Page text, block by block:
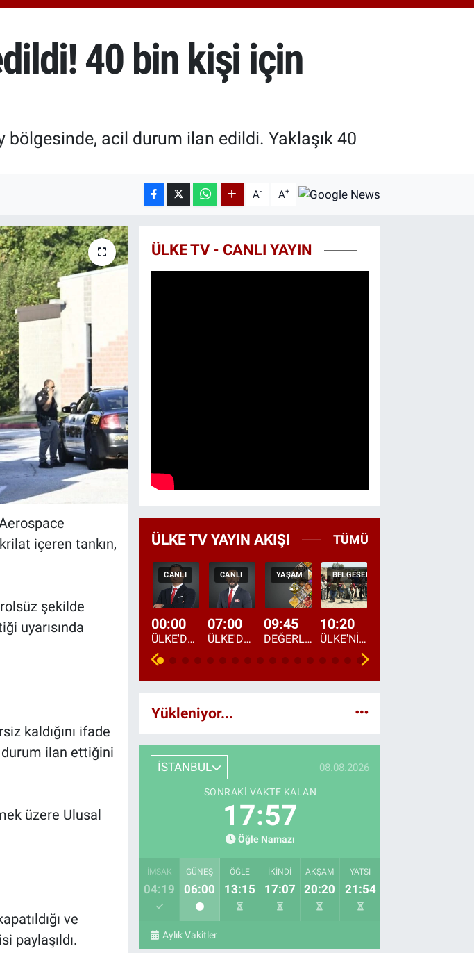
BITCOIN
64.944,08
%-0.18
40 bin kişi için
bölgesinde, acil durum ilan edildi. Yaklaşık 40
A- A+
içeren tankın,
şekilde
uyarısında
kaldığını ifade
ilan ettiğini
üzere Ulusal
ve
paylaşıldı.
ÜLKE TV - CANLI YAYIN
ÜLKE TV YAYIN AKIŞI TÜMÜ
CANLI
00:00
ÜLKE'DE BU GECE
CANLI
07:00
ÜLKE'DE HAFTA SONU
YAŞAM
09:45
DEĞERLERİN DAVETİ
BELGESEL
10:20
ÜLKE'NİN ÇOCUKLARI
Yükleniyor...
İSTANBUL 08.08.2026
SONRAKI VAKTE KALAN
17:56
Öğle Namazı
İMSAK
04:19
GÜNEŞ
06:00
ÖĞLE
13:15
İKINDI
17:07
AKŞAM
20:20
YATSI
21:54
Aylık Vakitler